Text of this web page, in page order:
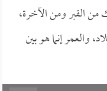
القبر ومن الآخرة،
والعمر إنما هو بين